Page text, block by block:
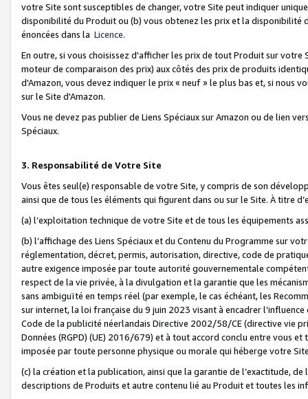
votre Site sont susceptibles de changer, votre Site peut indiquer
disponibilité du Produit ou (b) vous obtenez les prix et la disponibilité
énoncées dans la Licence.
En outre, si vous choisissez d'afficher les prix de tout Produit sur
moteur de comparaison des prix) aux côtés des prix de produits
d'Amazon, vous devez indiquer le prix « neuf » le plus bas et, si nous
sur le Site d'Amazon.
Vous ne devez pas publier de Liens Spéciaux sur Amazon ou de lien
Spéciaux.
3. Responsabilité de Votre Site
Vous êtes seul(e) responsable de votre Site, y compris de son
ainsi que de tous les éléments qui figurent dans ou sur le Site. À titre
(a) l’exploitation technique de votre Site et de tous les équipements
(b) l’affichage des Liens Spéciaux et du Contenu du Programme sur
réglementation, décret, permis, autorisation, directive, code de
autre exigence imposée par toute autorité gouvernementale
respect de la vie privée, à la divulgation et la garantie que les
sans ambiguïté en temps réel (par exemple, le cas échéant, les
sur internet, la loi française du 9 juin 2023 visant à encadrer
Code de la publicité néerlandais Directive 2002/58/CE (directive vie
Données (RGPD) (UE) 2016/679) et à tout accord conclu entre vous
imposée par toute personne physique ou morale qui héberge votre
(c) la création et la publication, ainsi que la garantie de l’exactitude,
descriptions de Produits et autre contenu lié au Produit et toutes les